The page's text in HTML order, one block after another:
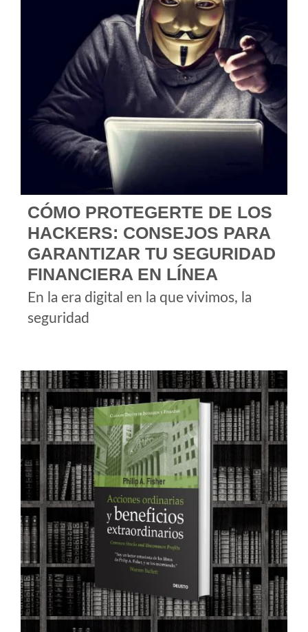
CÓMO PROTEGERTE DE LOS
HACKERS: CONSEJOS PARA
GARANTIZAR TU SEGURIDAD
FINANCIERA EN LÍNEA
En la era digital en la que vivimos, la
seguridad